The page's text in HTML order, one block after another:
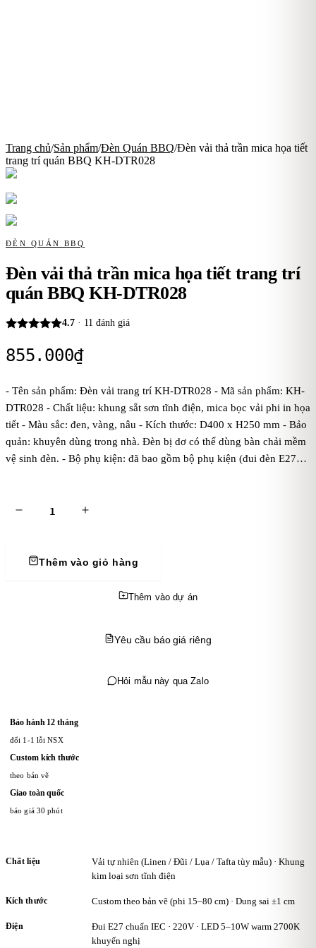
Trang chủ/Sản phẩm/Đèn Quán BBQ/Đèn vải thả trần mica họa tiết
trang trí quán BBQ KH-DTR028
ĐÈN QUÁN BBQ
Đèn vải thả trần mica họa tiết trang trí
quán BBQ KH-DTR028
4.7 · 11 đánh giá
855.000₫
- Tên sản phẩm: Đèn vải trang trí KH-DTR028 - Mã sản phẩm: KH-
DTR028 - Chất liệu: khung sắt sơn tĩnh điện, mica bọc vải phi in họa
tiết - Màu sắc: đen, vàng, nâu - Kích thước: D400 x H250 mm - Bảo
quản: khuyên dùng trong nhà. Đèn bị dơ có thể dùng bàn chải mềm
vệ sinh đèn. - Bộ phụ kiện: đã bao gồm bộ phụ kiện (đui đèn E27
ấm áp hơn. - Điện áp: dòng điện 220V - Mẹo vặt: cách treo đèn thả
Thêm vào giỏ hàng
Thêm vào dự án
Yêu cầu báo giá riêng
Hỏi mẫu này qua Zalo
Bảo hành 12 tháng
đổi 1-1 lỗi NSX
Custom kích thước
theo bản vẽ
Giao toàn quốc
báo giá 30 phút
Chất liệu
Vải tự nhiên (Linen / Đũi / Lụa / Tafta tùy mẫu) · Khung
kim loại sơn tĩnh điện
Kích thước Custom theo bản vẽ (phi 15–80 cm) · Dung sai ±1 cm
Điện
Đui E27 chuẩn IEC · 220V · LED 5–10W warm 2700K
khuyến nghị